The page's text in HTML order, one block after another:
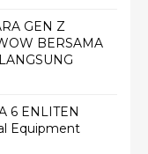
GEN Z
BERSAMA
6 ENLITEN
Equipment